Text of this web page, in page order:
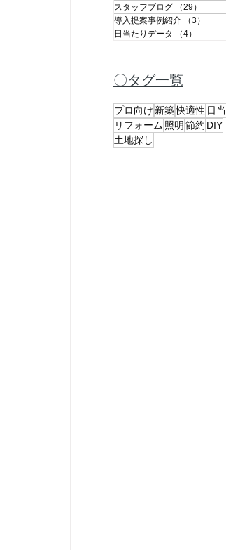
スタッフブログ
（29）
導入提案事例紹介
（3）
日当たりデータ
（4）
〇タグ一覧
プロ向け 新築快適性 日
リフォーム 照明 節約 DIY
土地探し